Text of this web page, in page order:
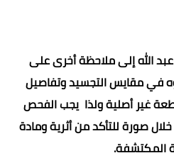
عبد الله إلى ملاحظة أخرى على
في مقايس التجسيد وتفاصيل
غير أصلية ولذا يجب الفحص
صورة للتأكد من أثرية ومادة
المكتشفة.